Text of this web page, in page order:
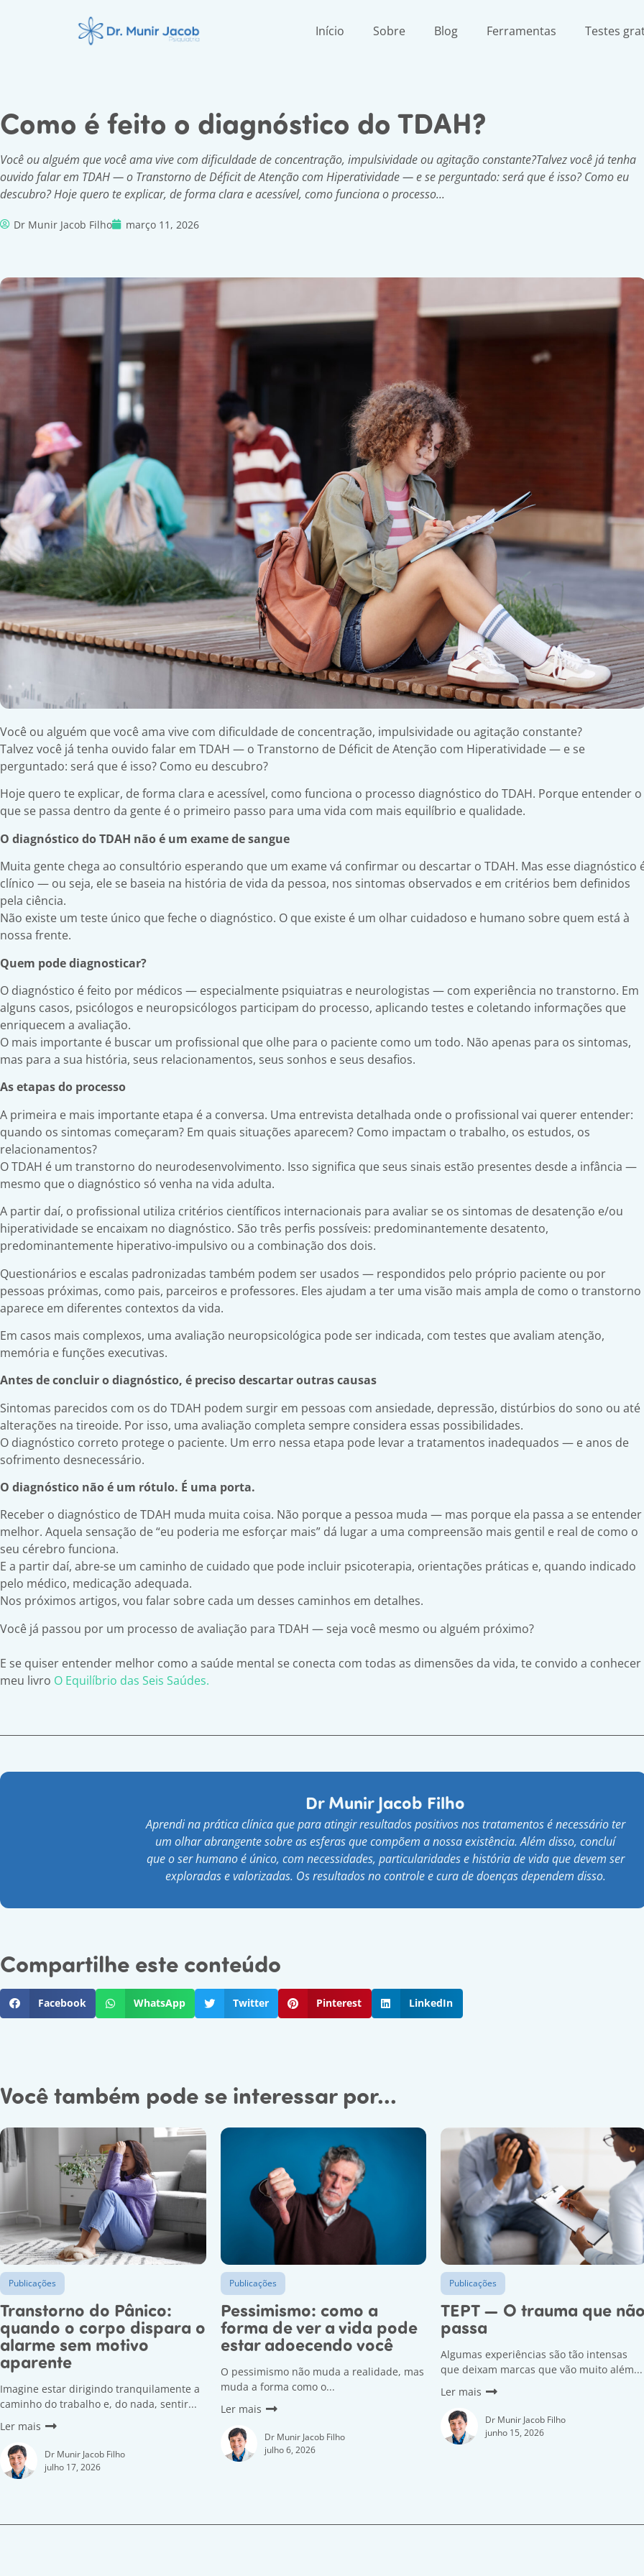
Início Sobre Blog Ferramentas Testes
Como é feito o diagnóstico do TDAH?
Você ou alguém que você ama vive com dificuldade de concentração, impulsividade ou agitação constante?Talvez você já tenha
ouvido falar em TDAH — o Transtorno de Déficit de Atenção com Hiperatividade — e se perguntado: será que é isso? Como eu
descubro? Hoje quero te explicar, de forma clara e acessível, como funciona o processo...
Dr Munir Jacob Filho março 11, 2026
Você ou alguém que você ama vive com dificuldade de concentração, impulsividade ou agitação constante?
Talvez você já tenha ouvido falar em TDAH — o Transtorno de Déficit de Atenção com Hiperatividade — e se
perguntado: será que é isso? Como eu descubro?
Hoje quero te explicar, de forma clara e acessível, como funciona o processo diagnóstico do TDAH. Porque entender o
que se passa dentro da gente é o primeiro passo para uma vida com mais equilíbrio e qualidade.
O diagnóstico do TDAH não é um exame de sangue
Muita gente chega ao consultório esperando que um exame vá confirmar ou descartar o TDAH. Mas esse diagnóstico
clínico — ou seja, ele se baseia na história de vida da pessoa, nos sintomas observados e em critérios bem definidos
pela ciência.
Não existe um teste único que feche o diagnóstico. O que existe é um olhar cuidadoso e humano sobre quem está à
nossa frente.
Quem pode diagnosticar?
O diagnóstico é feito por médicos — especialmente psiquiatras e neurologistas — com experiência no transtorno. Em
alguns casos, psicólogos e neuropsicólogos participam do processo, aplicando testes e coletando informações que
enriquecem a avaliação.
O mais importante é buscar um profissional que olhe para o paciente como um todo. Não apenas para os sintomas,
mas para a sua história, seus relacionamentos, seus sonhos e seus desafios.
As etapas do processo
A primeira e mais importante etapa é a conversa. Uma entrevista detalhada onde o profissional vai querer entender:
quando os sintomas começaram? Em quais situações aparecem? Como impactam o trabalho, os estudos, os
relacionamentos?
O TDAH é um transtorno do neurodesenvolvimento. Isso significa que seus sinais estão presentes desde a infância —
mesmo que o diagnóstico só venha na vida adulta.
A partir daí, o profissional utiliza critérios científicos internacionais para avaliar se os sintomas de desatenção e/ou
hiperatividade se encaixam no diagnóstico. São três perfis possíveis: predominantemente desatento,
predominantemente hiperativo-impulsivo ou a combinação dos dois.
Questionários e escalas padronizadas também podem ser usados — respondidos pelo próprio paciente ou por
pessoas próximas, como pais, parceiros e professores. Eles ajudam a ter uma visão mais ampla de como o transtorno
aparece em diferentes contextos da vida.
Em casos mais complexos, uma avaliação neuropsicológica pode ser indicada, com testes que avaliam atenção,
memória e funções executivas.
Antes de concluir o diagnóstico, é preciso descartar outras causas
Sintomas parecidos com os do TDAH podem surgir em pessoas com ansiedade, depressão, distúrbios do sono ou até
alterações na tireoide. Por isso, uma avaliação completa sempre considera essas possibilidades.
O diagnóstico correto protege o paciente. Um erro nessa etapa pode levar a tratamentos inadequados — e anos de
sofrimento desnecessário.
O diagnóstico não é um rótulo. É uma porta.
Receber o diagnóstico de TDAH muda muita coisa. Não porque a pessoa muda — mas porque ela passa a se entender
melhor. Aquela sensação de “eu poderia me esforçar mais” dá lugar a uma compreensão mais gentil e real de como o
seu cérebro funciona.
E a partir daí, abre-se um caminho de cuidado que pode incluir psicoterapia, orientações práticas e, quando indicado
pelo médico, medicação adequada.
Nos próximos artigos, vou falar sobre cada um desses caminhos em detalhes.
Você já passou por um processo de avaliação para TDAH — seja você mesmo ou alguém próximo?
E se quiser entender melhor como a saúde mental se conecta com todas as dimensões da vida, te convido a conhecer
meu livro O Equilíbrio das Seis Saúdes.
Dr Munir Jacob Filho
Aprendi na prática clínica que para atingir resultados positivos nos tratamentos é necessário ter
um olhar abrangente sobre as esferas que compõem a nossa existência. Além disso, concluí
que o ser humano é único, com necessidades, particularidades e história de vida que devem ser
exploradas e valorizadas. Os resultados no controle e cura de doenças dependem disso.
Compartilhe este conteúdo
Facebook WhatsApp Twitter Pinterest LinkedIn
Você também pode se interessar por...
Publicações
Transtorno do Pânico:
quando o corpo dispara o
alarme sem motivo
aparente
Imagine estar dirigindo tranquilamente a
caminho do trabalho e, do nada, sentir...
Ler mais
Dr Munir Jacob Filho
julho 17, 2026
Publicações
Pessimismo: como a
forma de ver a vida pode
estar adoecendo você
O pessimismo não muda a realidade, mas
muda a forma como o...
Ler mais
Dr Munir Jacob Filho
julho 6, 2026
Publicações
TEPT — O trauma que
passa
Algumas experiências são tão intensas
que deixam marcas que vão muito além...
Ler mais
Dr Munir Jacob Filho
junho 15, 2026